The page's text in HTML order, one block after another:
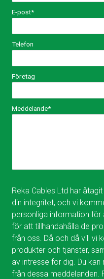
E-post*
Telefon
Företag
Meddelande*
Reka Cables Ltd har
din integritet, och vi
personliga information
för att tillhandahålla de
från oss. Då och då vill vi
produkter och tjänster,
av intresse för dig. Du
från dessa meddelanden.